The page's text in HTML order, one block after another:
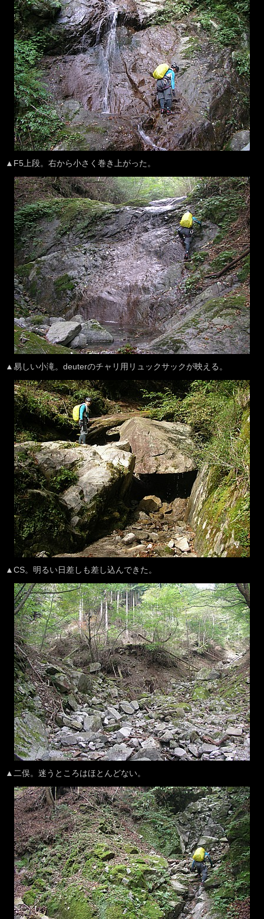
▲F5上段。右から小さく巻き上がった。
▲易しい小滝。deuterのチャリ用リュックサックが映える。
▲CS。明るい日差しも差し込んできた。
▲二俣。迷うところはほとんどない。